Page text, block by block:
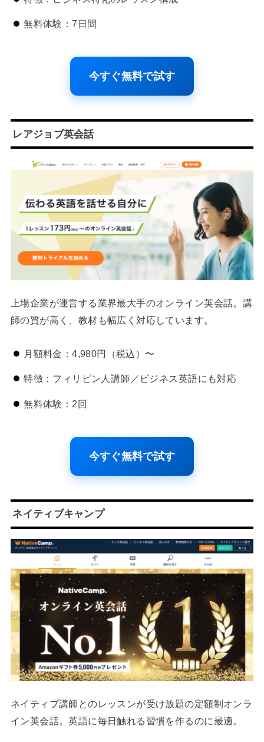
無料体験：7日間
今すぐ無料で試す
レアジョブ英会話
上場企業が運営する業界最大手のオンライン英会話。講
師の質が高く、教材も幅広く対応しています。
月額料金：4,980円（税込）〜
特徴：フィリピン人講師／ビジネス英語にも対応
無料体験：2回
今すぐ無料で試す
ネイティブキャンプ
ネイティブ講師とのレッスンが受け放題の定額制オンラ
イン英会話。英語に毎日触れる習慣を作るのに最適。